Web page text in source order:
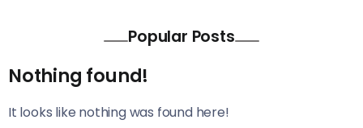
Popular Posts
Nothing found!
It looks like nothing was found here!